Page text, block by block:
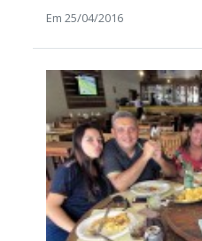
Em 25/04/2016